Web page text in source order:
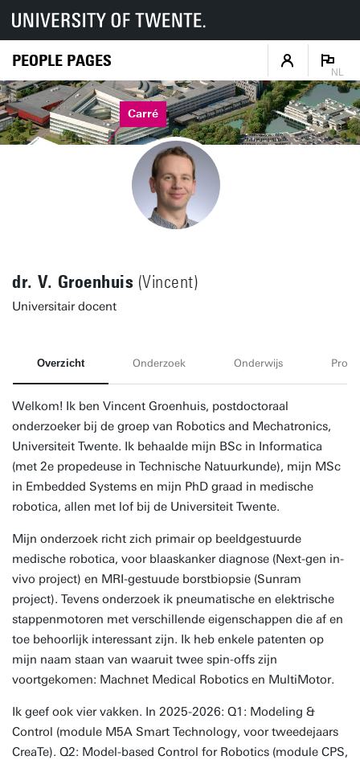
PEOPLE PAGES
NL
Carré
dr. V. Groenhuis (Vincent)
Universitair docent
Overzicht Onderzoek Onderwijs
Welkom! Ik ben Vincent Groenhuis, postdoctoraal
onderzoeker bij de groep van Robotics and Mechatronics,
Universiteit Twente. Ik behaalde mijn BSc in Informatica
(met 2e propedeuse in Technische Natuurkunde), mijn MSc
in Embedded Systems en mijn PhD graad in medische
robotica, allen met lof bij de Universiteit Twente.
Mijn onderzoek richt zich primair op beeldgestuurde
medische robotica, voor blaaskanker diagnose (Next-gen in-
vivo project) en MRI-gestuude borstbiopsie (Sunram
project). Tevens onderzoek ik pneumatische en elektrische
stappenmotoren met verschillende eigenschappen die af en
toe behoorlijk interessant zijn. Ik heb enkele patenten op
mijn naam staan van waaruit twee spin-offs zijn
voortgekomen: Machnet Medical Robotics en MultiMotor.
Ik geef ook vier vakken. In 2025-2026: Q1: Modeling &
Control (module M5A Smart Technology, voor tweedejaars
CreaTe). Q2: Model-based Control for Robotics (module CPS,